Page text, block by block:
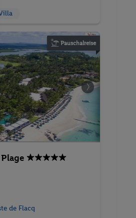
Pauschalreise
de Flacq